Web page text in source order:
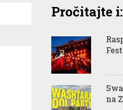
Pročitajte i:
na